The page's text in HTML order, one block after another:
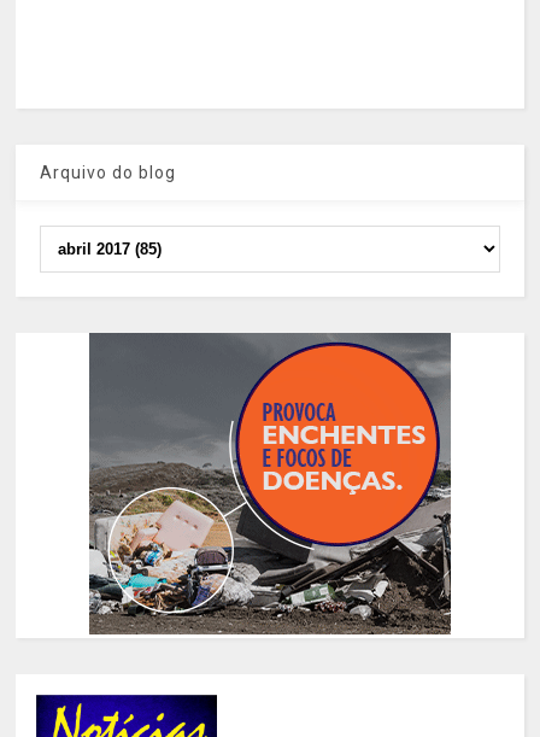
Arquivo do blog